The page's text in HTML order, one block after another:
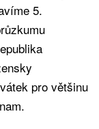
5.
pro většinu